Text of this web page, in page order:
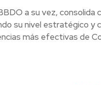
a su vez, consolida
su nivel estratégico y
más efectivas de